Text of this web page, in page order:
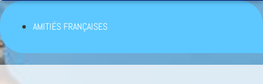
AMITIÉS FRANÇAISES